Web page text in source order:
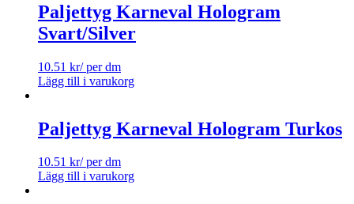
Paljettyg Karneval Hologram
Svart/Silver
10.51 kr/ per dm
Lägg till i varukorg
Paljettyg Karneval Hologram Turkos
10.51 kr/ per dm
Lägg till i varukorg